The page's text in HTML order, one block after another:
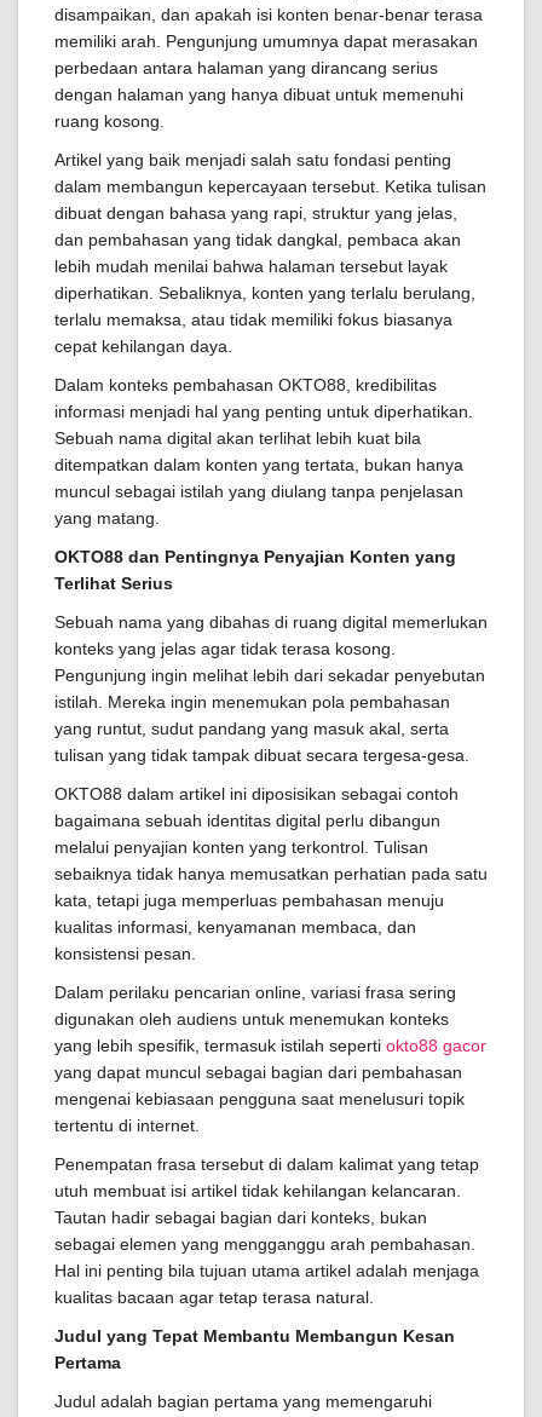
disampaikan, dan apakah isi konten benar-benar terasa
memiliki arah. Pengunjung umumnya dapat merasakan
perbedaan antara halaman yang dirancang serius
dengan halaman yang hanya dibuat untuk memenuhi
ruang kosong.
Artikel yang baik menjadi salah satu fondasi penting
dalam membangun kepercayaan tersebut. Ketika tulisan
dibuat dengan bahasa yang rapi, struktur yang jelas,
dan pembahasan yang tidak dangkal, pembaca akan
lebih mudah menilai bahwa halaman tersebut layak
diperhatikan. Sebaliknya, konten yang terlalu berulang,
terlalu memaksa, atau tidak memiliki fokus biasanya
cepat kehilangan daya.
Dalam konteks pembahasan OKTO88, kredibilitas
informasi menjadi hal yang penting untuk diperhatikan.
Sebuah nama digital akan terlihat lebih kuat bila
ditempatkan dalam konten yang tertata, bukan hanya
muncul sebagai istilah yang diulang tanpa penjelasan
yang matang.
OKTO88 dan Pentingnya Penyajian Konten yang
Terlihat Serius
Sebuah nama yang dibahas di ruang digital memerlukan
konteks yang jelas agar tidak terasa kosong.
Pengunjung ingin melihat lebih dari sekadar penyebutan
istilah. Mereka ingin menemukan pola pembahasan
yang runtut, sudut pandang yang masuk akal, serta
tulisan yang tidak tampak dibuat secara tergesa-gesa.
OKTO88 dalam artikel ini diposisikan sebagai contoh
bagaimana sebuah identitas digital perlu dibangun
melalui penyajian konten yang terkontrol. Tulisan
sebaiknya tidak hanya memusatkan perhatian pada satu
kata, tetapi juga memperluas pembahasan menuju
kualitas informasi, kenyamanan membaca, dan
konsistensi pesan.
Dalam perilaku pencarian online, variasi frasa sering
digunakan oleh audiens untuk menemukan konteks
yang lebih spesifik, termasuk istilah seperti okto88 gacor
yang dapat muncul sebagai bagian dari pembahasan
mengenai kebiasaan pengguna saat menelusuri topik
tertentu di internet.
Penempatan frasa tersebut di dalam kalimat yang tetap
utuh membuat isi artikel tidak kehilangan kelancaran.
Tautan hadir sebagai bagian dari konteks, bukan
sebagai elemen yang mengganggu arah pembahasan.
Hal ini penting bila tujuan utama artikel adalah menjaga
kualitas bacaan agar tetap terasa natural.
Judul yang Tepat Membantu Membangun Kesan
Pertama
Judul adalah bagian pertama yang memengaruhi